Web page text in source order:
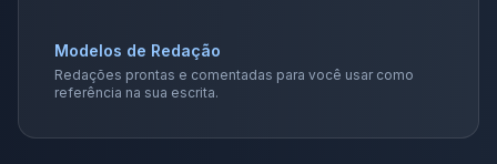
Modelos de Redação
Redações prontas e comentadas para você usar como
referência na sua escrita.